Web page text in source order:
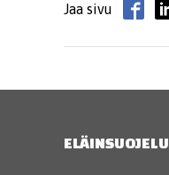
Jaa sivu
ELÄINSUOJELU